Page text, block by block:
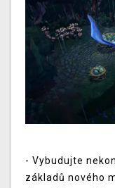
- Vybudujte
základů nového